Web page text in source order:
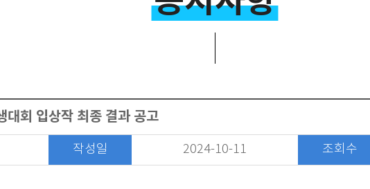
회 입상작 최종 결과 공고
작성일 2024-10-11 조회수